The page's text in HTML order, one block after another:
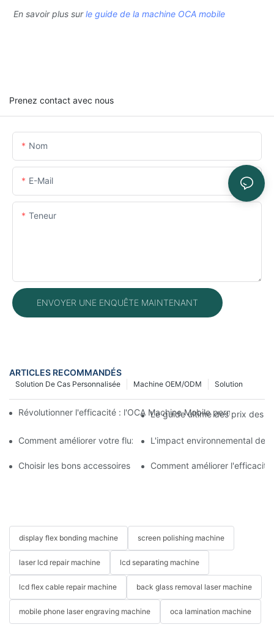
En savoir plus surle guide de la machine OCA mobile
Prenez contact avec nous
Nom
E-Mail
Teneur
ENVOYER UNE ENQUÊTE MAINTENANT
ARTICLES RECOMMANDÉS
Solution
Machine OEM/ODM
Solution De Cas Personnalisée
Révolutionner l'efficacité : l'OCA Machine Mobile permet de
Le guide ultime des prix des
Comment améliorer votre flux de travail de réparation mobile
L'impact environnemental
Choisir les bons accessoires pour votre machine de réparation
Comment améliorer
display flex bonding machine screen polishing machine
laser lcd repair machine lcd separating machine
lcd flex cable repair machine back glass removal laser machine
mobile phone laser engraving machine oca lamination machine